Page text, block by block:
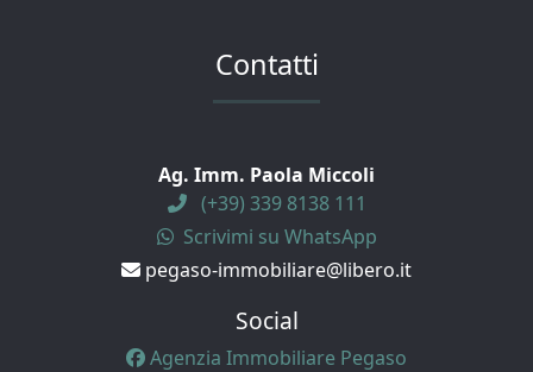
Contatti
Ag. Imm. Paola Miccoli
(+39) 339 8138 111
Scrivimi su WhatsApp
pegaso-immobiliare@libero.it
Social
Agenzia Immobiliare Pegaso